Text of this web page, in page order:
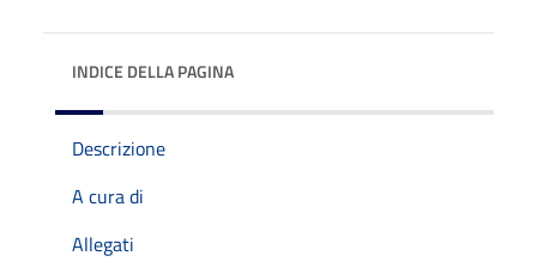
INDICE DELLA PAGINA
Descrizione
A cura di
Allegati